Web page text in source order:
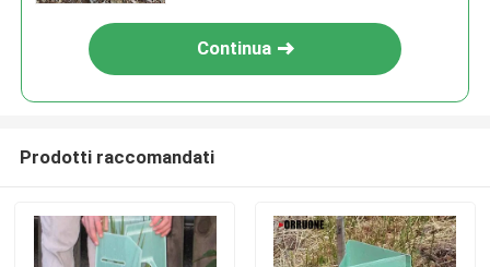
Continua
Prodotti raccomandati